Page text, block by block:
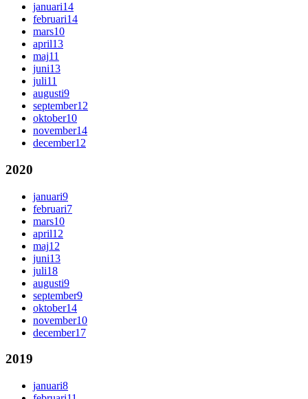
januari14
februari14
mars10
april13
maj11
juni13
juli11
augusti9
september12
oktober10
november14
december12
2020
januari9
februari7
mars10
april12
maj12
juni13
juli18
augusti9
september9
oktober14
november10
december17
2019
januari8